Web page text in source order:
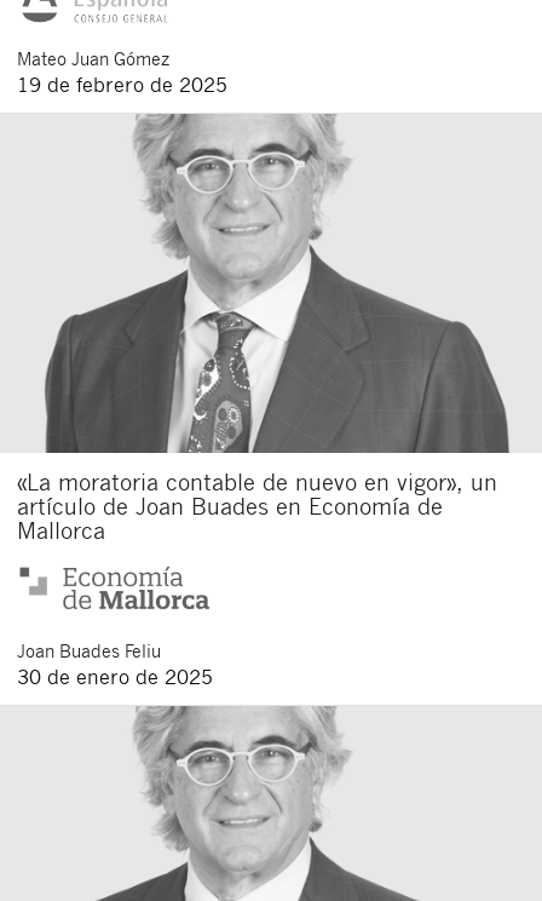
Mateo Juan Gómez
19 de febrero de 2025
«La moratoria contable de nuevo en vigor», un
artículo de Joan Buades en Economía de
Mallorca
Joan Buades Feliu
30 de enero de 2025